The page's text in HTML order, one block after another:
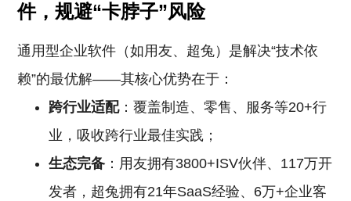
件，规避“卡脖子”风险
通用型企业软件（如用友、超兔）是解决“技术依
赖”的最优解——其核心优势在于：
跨行业适配：覆盖制造、零售、服务等20+行
业，吸收跨行业最佳实践；
生态完备 ：用友拥有3800+ISV伙伴、117万开
发者，超兔拥有21年SaaS经验、6万+企业客